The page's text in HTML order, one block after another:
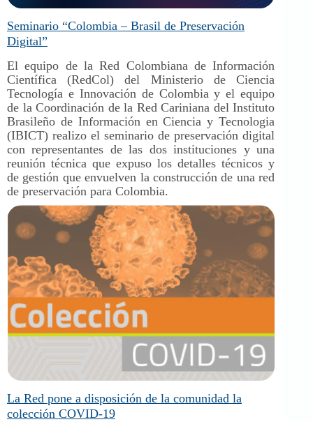
Seminario “Colombia – Brasil de Preservación
Digital”
El equipo de la Red Colombiana de Información
Científica (RedCol) del Ministerio de Ciencia
Tecnología e Innovación de Colombia y el equipo
de la Coordinación de la Red Cariniana del Instituto
Brasileño de Información en Ciencia y Tecnologia
(IBICT) realizo el seminario de preservación digital
con representantes de las dos instituciones y una
reunión técnica que expuso los detalles técnicos y
de gestión que envuelven la construcción de una red
de preservación para Colombia.
La Red pone a disposición de la comunidad la
colección COVID-19